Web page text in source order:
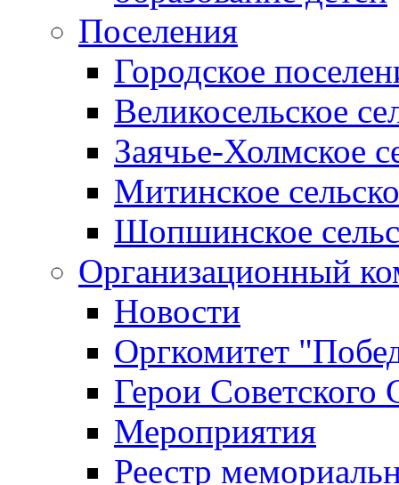
Поселения
Городское
Великосельское
Заячье-Холмское
Митинское
Шопшинское
Организационный
Новости
Оргкомитет
Герои Советского
Мероприятия
Реестр